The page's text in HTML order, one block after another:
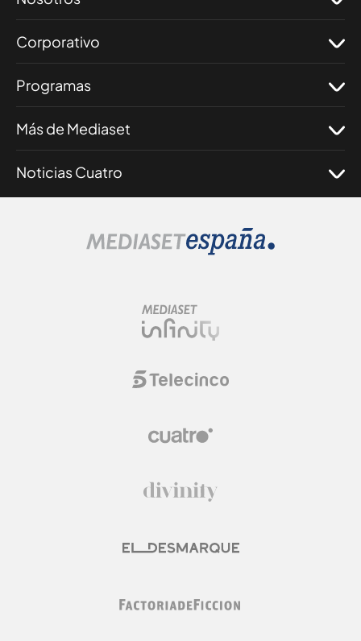
Corporativo
Programas
Más de Mediaset
Noticias Cuatro